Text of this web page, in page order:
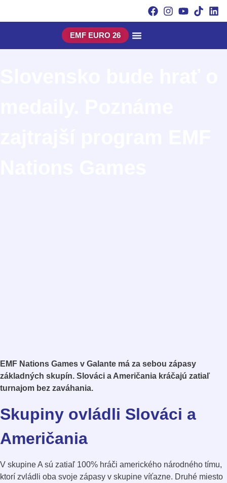
EMF EURO 26
EMF Nations Games v Galante má za sebou zápasy
základných skupín. Slováci a Američania kráčajú zatiaľ
turnajom bez zaváhania.
Skupiny ovládli Slováci a
Američania
V skupine A sú zatiaľ 100% hráči amerického národného tímu,
ktorí zvládli oba svoje zápasy v skupine víťazne. Druhé miesto